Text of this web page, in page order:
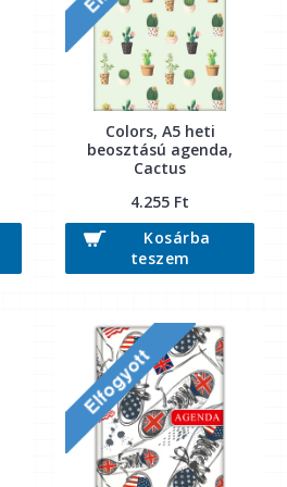
Colors, A5 heti
beosztású agenda,
Cactus
4.255 Ft
Kosárba
teszem